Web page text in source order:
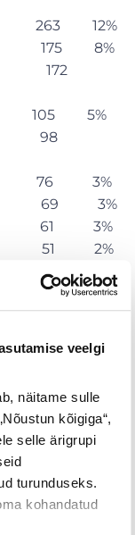
veelgi
näitame sulle
kõigiga“,
selle ärigrupi
turunduseks.
kohandatud
AS 263 12%
175 8%
AS 172
105 5%
98
AS 76 3%
OÜ 69 3%
61 3%
51 2%
(CV.ee),
для
Kaugtöö ja